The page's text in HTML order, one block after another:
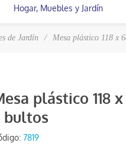
Hogar, Muebles y Jardín
de Jardín / Mesa plástico 118 x
plástico 118
bultos
7819